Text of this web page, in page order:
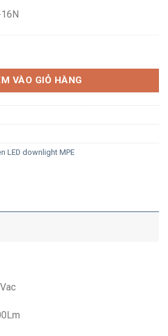
tràn viền MPE SSDLB-16N 16W ánh
VÀO GIỎ HÀNG
LED downlight MPE